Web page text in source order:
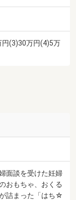
(3)30万円(4)5万
面談を受けた妊婦
おもちゃ、おくる
詰まった「はち☆